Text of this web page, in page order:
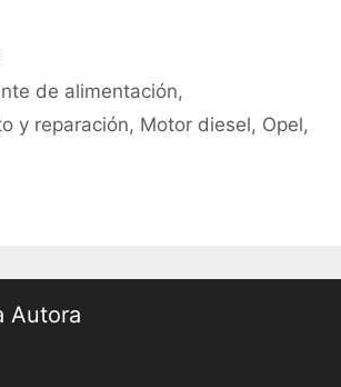
de alimentación,
y reparación, Motor diesel, Opel,
Autora